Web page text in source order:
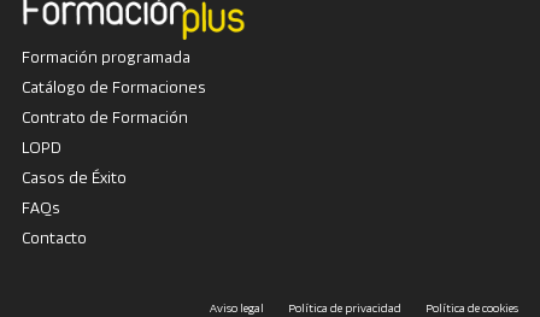
Formación programada
Catálogo de Formaciones
Contrato de Formación
LOPD
Casos de Éxito
FAQs
Contacto
Aviso legal Política de privacidad Política de cookies